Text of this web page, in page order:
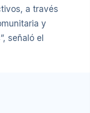
a través
y
señaló el